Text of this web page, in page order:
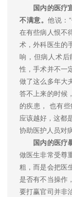
国内的医疗
不满意。他说：
在有些病人恨不
术，外科医生的
响，但病人术后
性，手术并不一
做了这么多年大
答不上来的时候
的疾患， 也有
应该越好，这都
协助医护人员对
国内的医疗
做医生非常受尊
粗，而是会把医
是否有不当操作
要打赢官司并非